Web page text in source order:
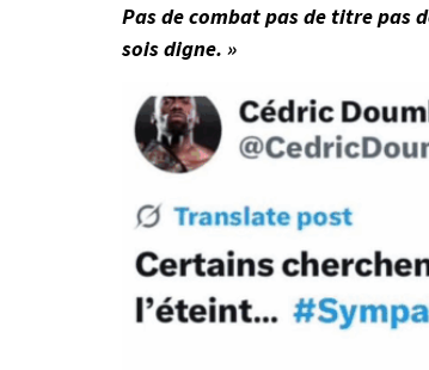
Pas de combat pas de titre pas
sois digne. »